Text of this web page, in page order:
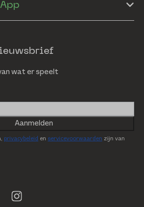
wat er speelt
Aanmelden
privacybeleid en servicevoorwaarden zijn van